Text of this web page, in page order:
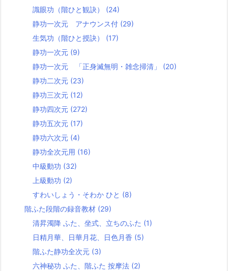
識眼功（階ひと観訣） (24)
静功一次元 アナウンス付 (29)
生気功（階ひと授訣） (17)
静功一次元 (9)
静功一次元 「正身滅無明・雑念掃清」 (20)
静功二次元 (23)
静功三次元 (12)
静功四次元 (272)
静功五次元 (17)
静功六次元 (4)
静功全次元用 (16)
中級動功 (32)
上級動功 (2)
すわいしょう・そわか ひと (8)
階ふた段階の録音教材 (29)
清昇濁降 ふた、坐式、立ちのふた (1)
日精月華、日華月花、日色月香 (5)
階ふた静功全次元 (3)
六神秘功 ふた、階ふた 按摩法 (2)